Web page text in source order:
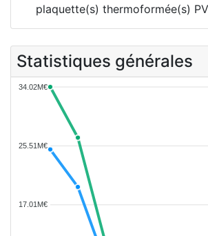
plaquette(s) thermoformée(s)
Statistiques générales
34.02M€
25.51M€
17.01M€